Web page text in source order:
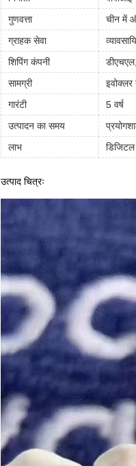
गुणवत्ता
चीन में
ग्राहक सेवा
शिपिंग कंपनी
सामग्री
गारंटी
5 वर्ष
उत्पादन का समय
लाभ
डिजिटल
उत्पाद चित्रः